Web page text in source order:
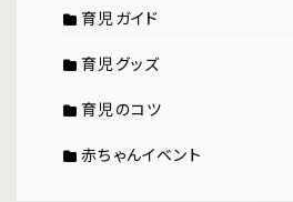
育児ガイド
育児グッズ
育児のコツ
赤ちゃんイベント